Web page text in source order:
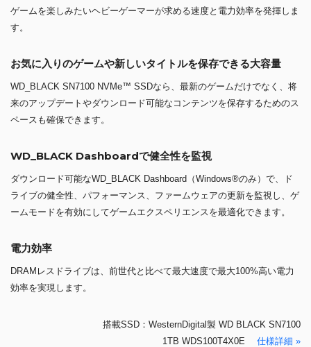
ゲームを楽しみたいヘビーゲーマーが求める速度と電力効率を発揮しま
す。
お気に入りのゲームや新しいタイトルを保存できる大容量
WD_BLACK SN7100 NVMe™ SSDなら、最新のゲームだけでなく、将
来のアップデートやダウンロード可能なコンテンツを保存するためのス
ペースも確保できます。
WD_BLACK Dashboardで健全性を監視
ダウンロード可能なWD_BLACK Dashboard（Windows®のみ）で、ド
ライブの健全性、パフォーマンス、ファームウェアの更新を監視し、ゲ
ームモードを有効にしてゲームエクスペリエンスを最適化できます。
電力効率
DRAMレスドライブは、前世代と比べて最大速度で最大100%高い電力
効率を実現します。
搭載SSD：WesternDigital製 WD BLACK SN7100
1TB WDS100T4X0E 仕様詳細 »